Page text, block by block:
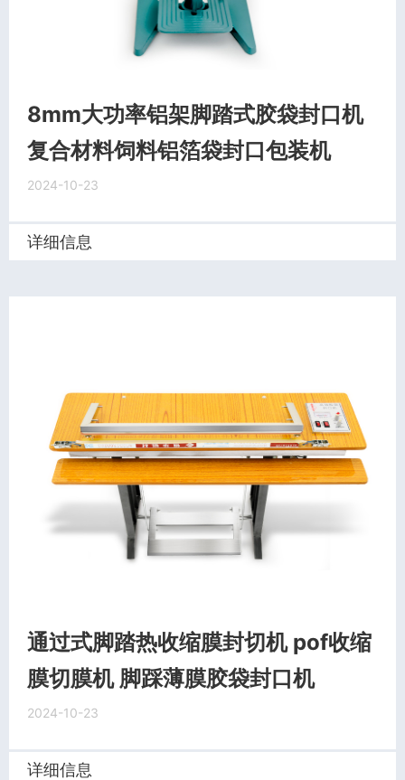
8mm大功率铝架脚踏式胶袋封口机
复合材料饲料铝箔袋封口包装机
2024-10-23
详细信息
通过式脚踏热收缩膜封切机 pof收缩
膜切膜机 脚踩薄膜胶袋封口机
2024-10-23
详细信息